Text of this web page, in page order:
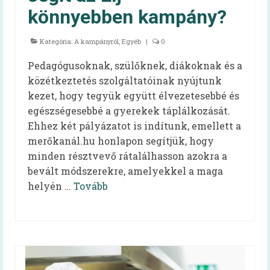
Felhasználói kézikönyv
Gyakran ismételt kérdések
Intézménytípusonkénti hatályos rendeleti
pontok
Diétás étkeztetés
Élelmezésvezetői továbbképzés
Közétkeztetési felmérések
Iskolai táplálkozás-egészségügyi
Videók
könnyebben kampány?
Kategória: A kampányról, Egyéb | 0
Pedagógusoknak, szülőknek, diákoknak és a
közétkeztetés szolgáltatóinak nyújtunk
kezet, hogy tegyük együtt élvezetesebbé és
egészségesebbé a gyerekek táplálkozását.
Ehhez két pályázatot is indítunk, emellett a
merőkanál.hu honlapon segítjük, hogy
minden résztvevő rátalálhasson azokra a
bevált módszerekre, amelyekkel a maga
helyén … Tovább